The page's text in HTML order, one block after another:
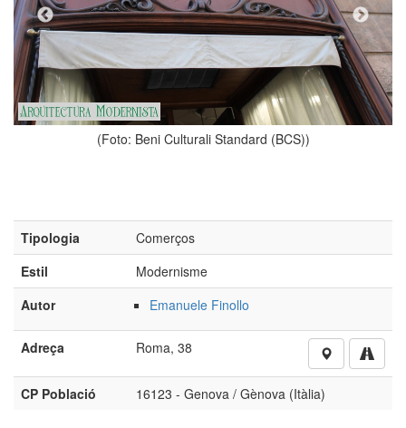
(Foto: Beni Culturali Standard (BCS))
Tipologia
Comerços
Estil
Modernisme
Autor
Emanuele Finollo
Adreça Roma, 38
CP Població 16123 - Genova / Gènova (Itàlia)